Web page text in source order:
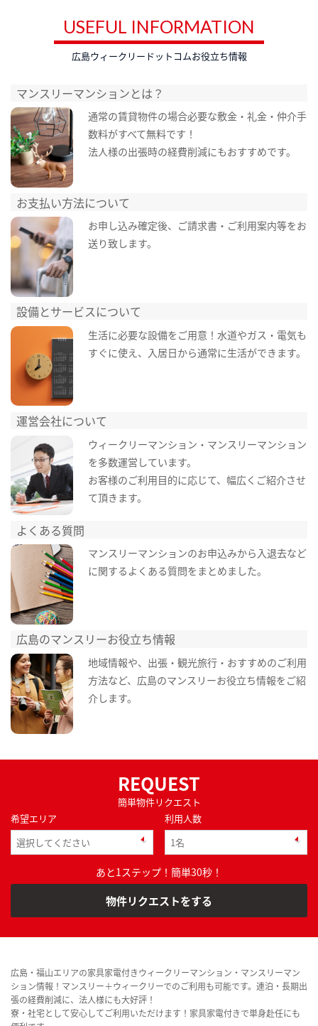
USEFUL INFORMATION
広島ウィークリードットコムお役立ち情報
マンスリーマンションとは？
通常の賃貸物件の場合必要な敷金・礼金・仲介手
数料がすべて無料です！
法人様の出張時の経費削減にもおすすめです。
お支払い方法について
お申し込み確定後、ご請求書・ご利用案内等をお
送り致します。
設備とサービスについて
生活に必要な設備をご用意！水道やガス・電気も
すぐに使え、入居日から通常に生活ができます。
運営会社について
ウィークリーマンション・マンスリーマンション
を多数運営しています。
お客様のご利用目的に応じて、幅広くご紹介させ
て頂きます。
よくある質問
マンスリーマンションのお申込みから入退去など
に関するよくある質問をまとめました。
広島のマンスリーお役立ち情報
地域情報や、出張・観光旅行・おすすめのご利用
方法など、広島のマンスリーお役立ち情報をご紹
介します。
REQUEST
簡単物件リクエスト
希望エリア
利用人数
あと1ステップ！簡単30秒！
物件リクエストをする
広島・福山エリアの家具家電付きウィークリーマンション・マンスリーマン
ション情報！マンスリー＋ウィークリーでのご利用も可能です。連泊・長期出
張の経費削減に、法人様にも大好評！
寮・社宅として安心してご利用いただけます！家具家電付きで単身赴任にも